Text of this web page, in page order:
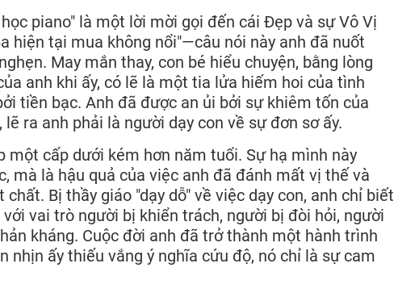
piano" là một lời mời gọi đến cái Đẹp và sự Vô Vị
hiện tại mua không nổi"—câu nói này anh đã nuốt
May mắn thay, con bé hiểu chuyện, bằng lòng
anh khi ấy, có lẽ là một tia lửa hiếm hoi của tình
tiền bạc. Anh đã được an ủi bởi sự khiêm tốn của
ra anh phải là người dạy con về sự đơn sơ ấy.
một cấp dưới kém hơn năm tuổi. Sự hạ mình này
mà là hậu quả của việc anh đã đánh mất vị thế và
Bị thầy giáo "dạy dỗ" về việc dạy con, anh chỉ biết
vai trò người bị khiển trách, người bị đòi hỏi, người
kháng. Cuộc đời anh đã trở thành một hành trình
nhịn ấy thiếu vắng ý nghĩa cứu độ, nó chỉ là sự cam